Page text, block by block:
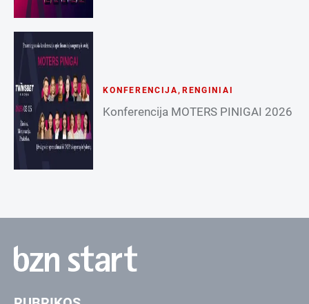
KONFERENCIJA, RENGINIAI
Konferencija MOTERS PINIGAI 2026